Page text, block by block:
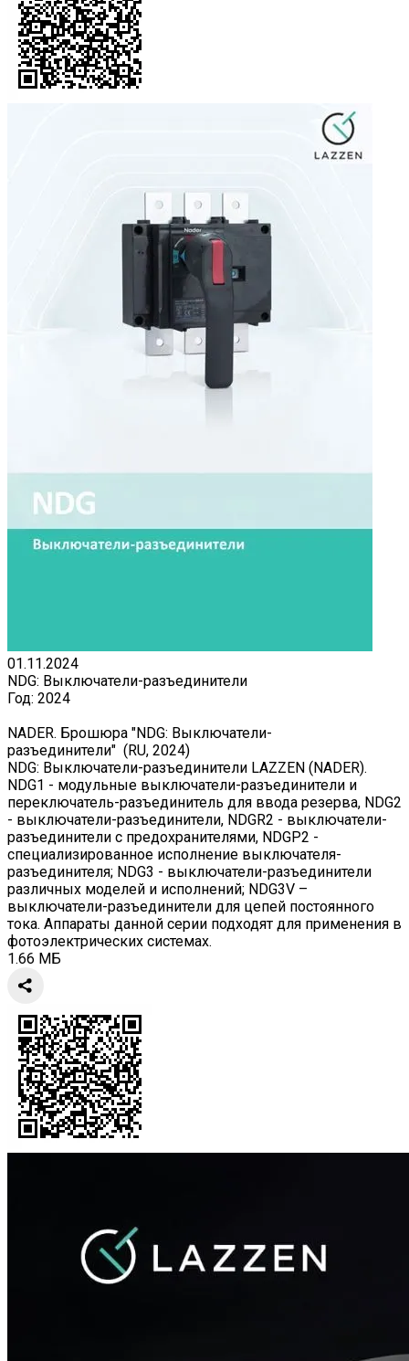
01.11.2024
NDG: Выключатели-разъединители
Год: 2024
NADER. Брошюра "NDG: Выключатели-
разъединители" (RU, 2024)
NDG: Выключатели-разъединители LAZZEN (NADER).
NDG1 - модульные выключатели-разъединители и
переключатель-разъединитель для ввода резерва, NDG2
- выключатели-разъединители, NDGR2 - выключатели-
разъединители с предохранителями, NDGP2 -
специализированное исполнение выключателя-
разъединителя; NDG3 - выключатели-разъединители
различных моделей и исполнений; NDG3V –
выключатели-разъединители для цепей постоянного
тока. Аппараты данной серии подходят для применения в
фотоэлектрических системах.
1.66 МБ